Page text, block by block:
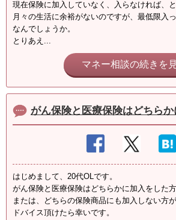
現在保険に加入していなく、入らなければ、
月々の生活に余裕がないのですが、最低限入
なんでしょうか。
とりあえ...
マネー相談の続きを
がん保険と医療保険はどちらか
はじめまして、20代OLです。
がん保険と医療保険はどちらかに加入をした
または、どちらの保険商品にも加入しない方
ドバイス頂けたら幸いです。